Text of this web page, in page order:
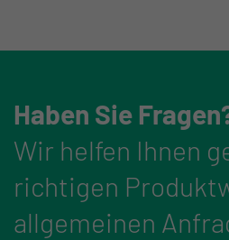
Haben Sie
Wir helfen Ihnen
richtigen
allgemeinen